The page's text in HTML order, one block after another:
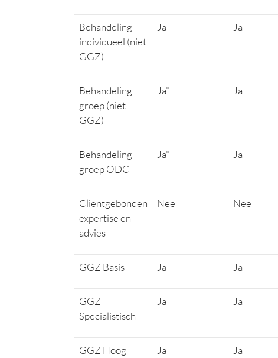
Behandeling
individueel (niet
GGZ)
Ja Ja
Behandeling
groep (niet
GGZ)
Ja* Ja
Behandeling
groep ODC
Ja* Ja
Cliëntgebonden
expertise en
advies
Nee Nee
GGZ Basis Ja Ja
GGZ
Specialistisch
Ja Ja
GGZ Hoog
Ja Ja